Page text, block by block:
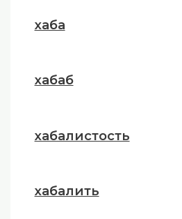
хаба
хабаб
хабалистость
хабалить